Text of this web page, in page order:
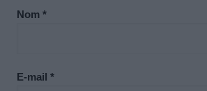
Nom *
E-mail *